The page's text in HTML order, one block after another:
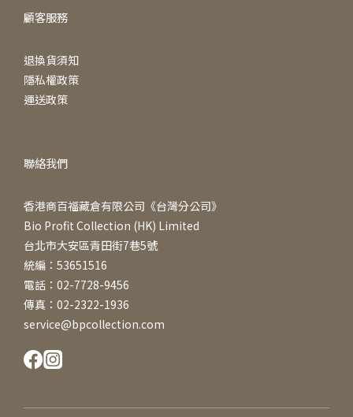
顧客服務
退換貨須知
隱私權政策
運送政策
聯絡我們
香港商百福藏倉有限公司《台灣分公司》
Bio Profit Collection (HK) Limited
台北市大安區青田街7巷5號
統編：53651516
電話：02-7728-9456
傳真：02-2322-1936
service@bpcollection.com